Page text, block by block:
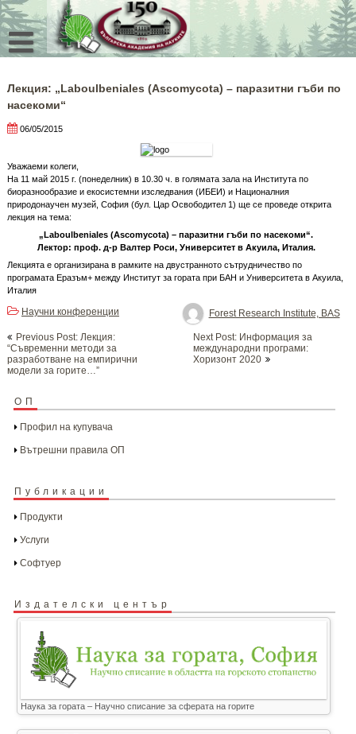
Skip
to
content
Лекция: „Laboulbeniales (Ascomycota) – паразитни гъби по
насекоми“
06/05/2015
Уважаеми колеги,
На 11 май 2015 г. (понеделник) в 10.30 ч. в голямата зала на Института по
биоразнообразие и екосистемни изследвания (ИБЕИ) и Националния
природонаучен музей, София (бул. Цар Освободител 1) ще се проведе открита
лекция на тема:
„Laboulbeniales (Ascomycota) – паразитни гъби по насекоми“.
Лектор: проф. д-р Валтер Роси, Университет в Aкуила, Италия.
Лекцията е организирана в рамките на двустранното сътрудничество по
програмата Еразъм+ между Институт за гората при БАН и Университета в Акуила,
Италия
Forest Research Institute, BAS
Научни конференции
navigation
Previous Post: Лекция:
“Съвременни методи за
разработване на емпирични
модели за горите…”
Next Post: Информация за
международни програми:
Хоризонт 2020
ОП
Профил на купувача
Вътрешни правила ОП
Публикации
Продукти
Услуги
Софтуер
Издателски център
Наука за гората – Научно списание за сферата на горите